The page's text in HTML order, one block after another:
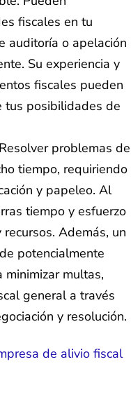
fiscales en tu
auditoría o apelación
Su experiencia y
fiscales pueden
tus posibilidades de
Resolver problemas de
tiempo, requiriendo
y papeleo. Al
tiempo y esfuerzo
Además, un
potencialmente
multas,
general a través
y resolución.
de alivio fiscal